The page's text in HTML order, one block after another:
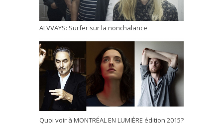
ALVVAYS: Surfer sur la nonchalance
Quoi voir à MONTRÉAL EN LUMIÈRE édition 2015?